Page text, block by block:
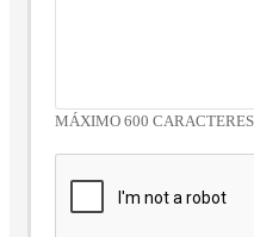
MÁXIMO 600